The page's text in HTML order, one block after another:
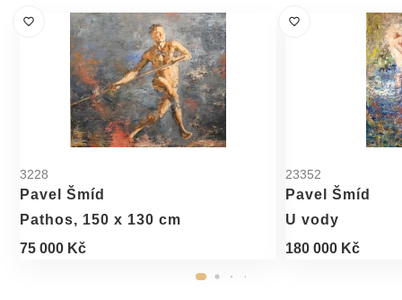
3228
Pavel Šmíd
Pathos, 150 x 130 cm
75 000 Kč
23352
Pavel Šmíd
U vody
180 000 Kč